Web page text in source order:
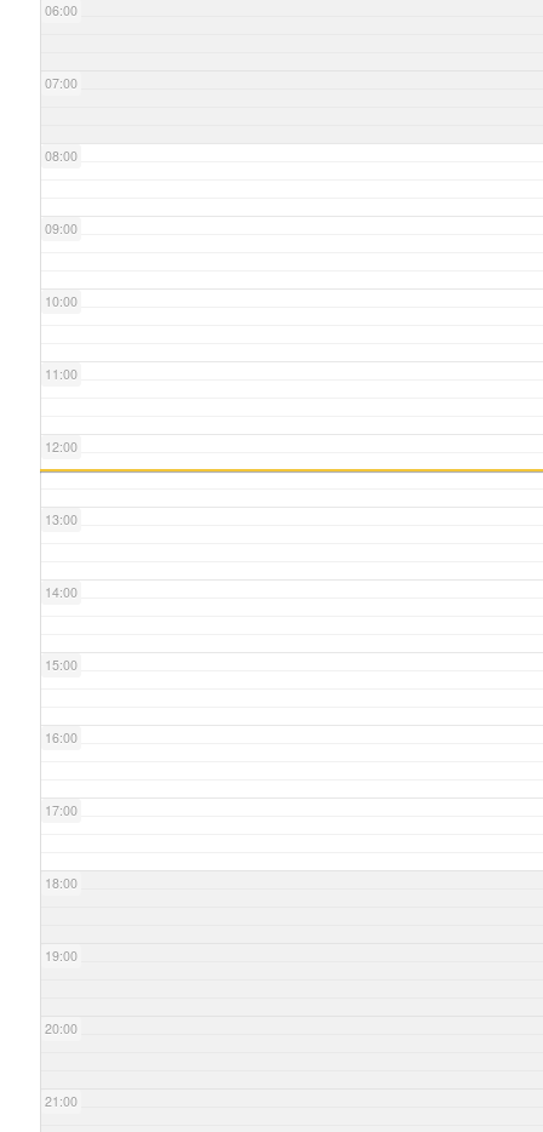
06:00
07:00
08:00
09:00
10:00
11:00
12:00
13:00
14:00
15:00
16:00
17:00
18:00
19:00
20:00
21:00